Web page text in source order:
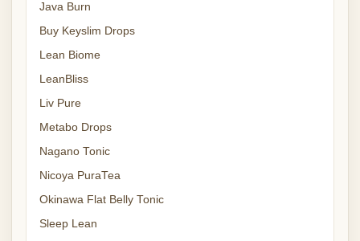
Java Burn
Buy Keyslim Drops
Lean Biome
LeanBliss
Liv Pure
Metabo Drops
Nagano Tonic
Nicoya PuraTea
Okinawa Flat Belly Tonic
Sleep Lean